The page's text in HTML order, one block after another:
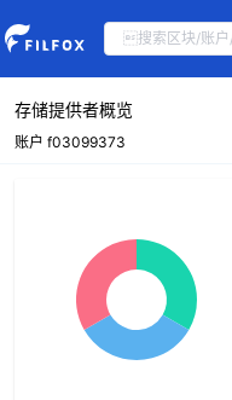
存储提供者概览
账户 f03099373